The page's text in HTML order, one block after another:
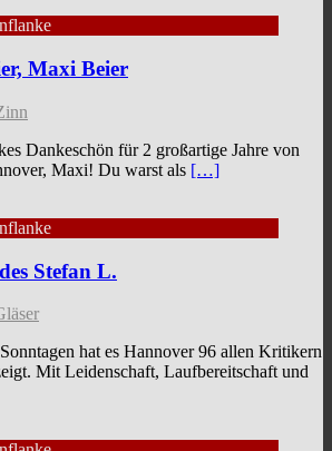
Maxi Beier
Dankeschön für 2 großartige Jahre von
Maxi! Du warst als […]
Stefan L.
hat es Hannover 96 allen Kritikern
Mit Leidenschaft, Laufbereitschaft und